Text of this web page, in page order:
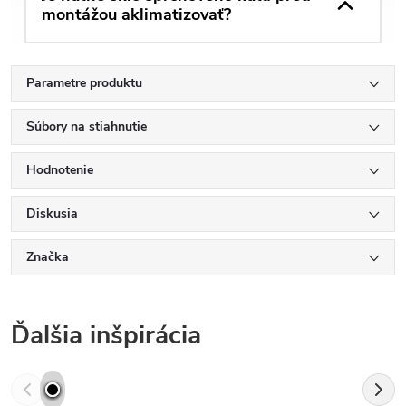
montážou aklimatizovať?
Parametre produktu
Súbory na stiahnutie
Hodnotenie
Diskusia
Značka
Ďalšia inšpirácia